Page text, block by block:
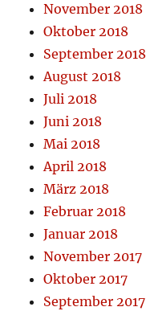
November 2018
Oktober 2018
September 2018
August 2018
Juli 2018
Juni 2018
Mai 2018
April 2018
März 2018
Februar 2018
Januar 2018
November 2017
Oktober 2017
September 2017